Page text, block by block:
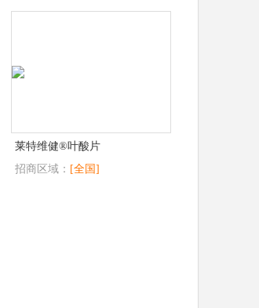
莱特维健®叶酸片
招商区域： [全国]